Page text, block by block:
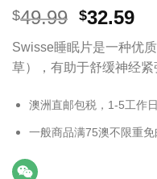
$49.99 原
价
为：
$49.99。
$32.59当
前
价
格
Swisse睡眠片是一种优
草），有助于舒缓神经紧
澳洲直邮包税，1-5工作
一般商品满75澳不限重免